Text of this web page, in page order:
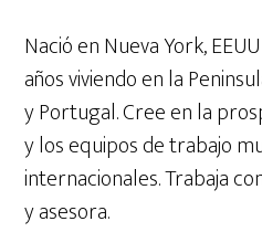
Nació en Nueva York,
años viviendo en la
y Portugal. Cree en la
y los equipos de trabajo
internacionales. Trabaja
y asesora.